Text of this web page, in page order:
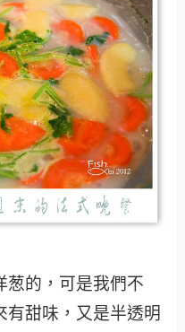
葱的，可是我們不
有甜味，又是半透明